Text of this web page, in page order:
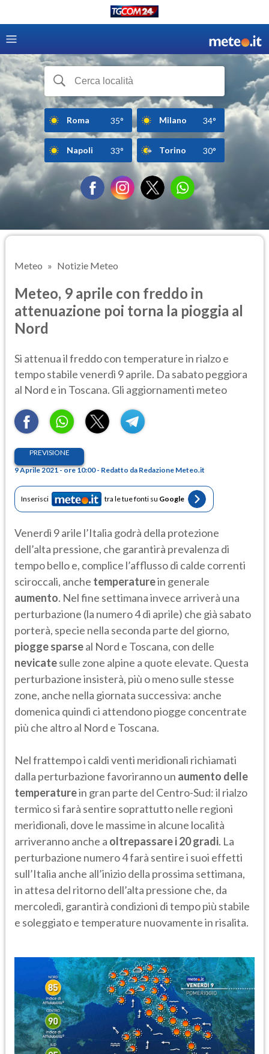
Roma 35° Milano 34°
Napoli 33° Torino 30°
Meteo Notizie Meteo
Meteo, 9 aprile con freddo in
attenuazione poi torna la pioggia al
Nord
Si attenua il freddo con temperature in rialzo e
tempo stabile venerdì 9 aprile. Da sabato peggiora
al Nord e in Toscana. Gli aggiornamenti meteo
PREVISIONE
9 Aprile 2021 - ore 10:00 - Redatto da Redazione Meteo.it
Inserisci tra le tue fonti su Google
Venerdì 9 arile l’Italia godrà della protezione
dell’alta pressione, che garantirà prevalenza di
tempo bello e, complice l’afflusso di calde correnti
sciroccali, anche temperaturein generale
aumento. Nel fine settimana invece arriverà una
perturbazione (la numero 4 di aprile) che già sabato
porterà, specie nella seconda parte del giorno,
piogge sparseal Nord e Toscana, con delle
nevicatesulle zone alpine a quote elevate. Questa
perturbazione insisterà, più o meno sulle stesse
zone, anche nella giornata successiva: anche
domenica quindi ci attendono piogge concentrate
più che altro al Nord e Toscana.
Nel frattempo i caldi venti meridionali richiamati
dalla perturbazione favoriranno un aumento delle
temperaturein gran parte del Centro-Sud: il rialzo
termico si farà sentire soprattutto nelle regioni
meridionali, dove le massime in alcune località
arriveranno anche a oltrepassare i 20 gradi. La
perturbazione numero 4 farà sentire i suoi effetti
sull’Italia anche all’inizio della prossima settimana,
in attesa del ritorno dell’alta pressione che, da
mercoledì, garantirà condizioni di tempo più stabile
e soleggiato e temperature nuovamente in risalita.